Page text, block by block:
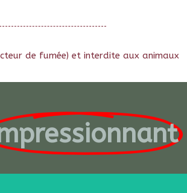
de fumée) et interdite aux animaux